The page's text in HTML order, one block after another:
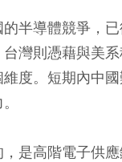
半導體競爭，已
灣則憑藉與美
度。短期內中
是高階電子供